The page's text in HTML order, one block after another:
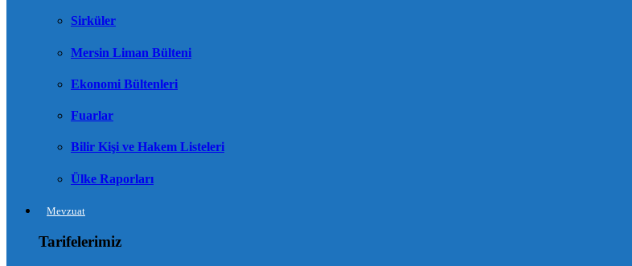
Sirküler
Mersin Liman Bülteni
Ekonomi Bültenleri
Fuarlar
Bilir Kişi ve Hakem Listeleri
Ülke Raporları
Mevzuat
Tarifelerimiz